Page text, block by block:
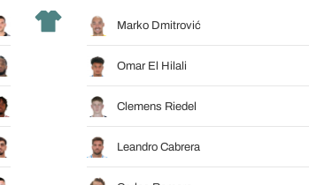
Marko Dmitrović
Omar El Hilali
Clemens Riedel
Leandro Cabrera